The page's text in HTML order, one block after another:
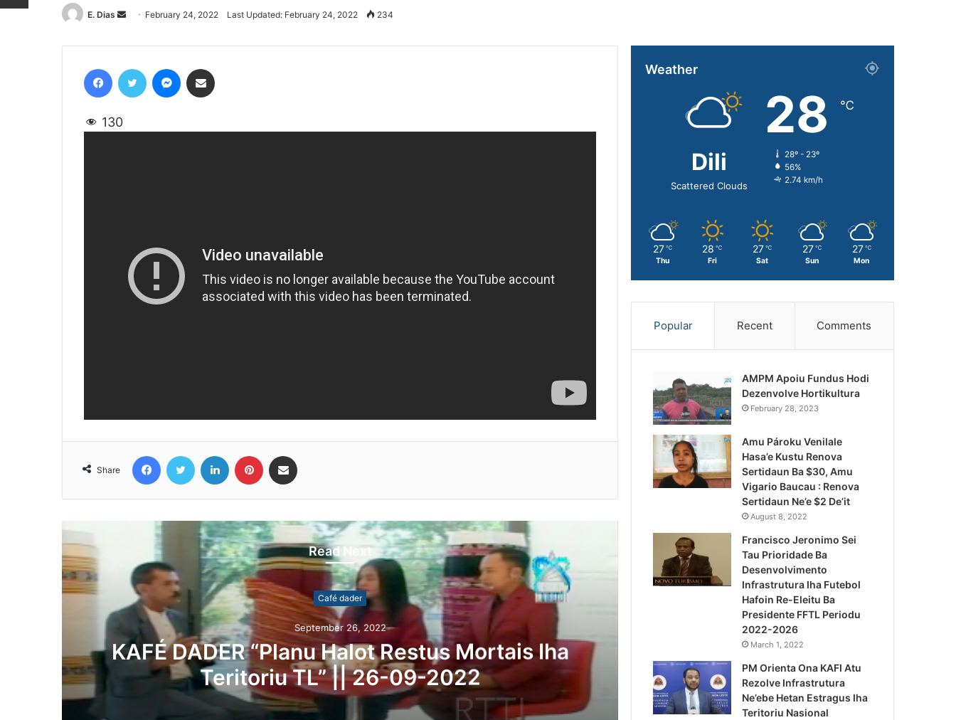
E. Dias
Send
email
February 24, 2022 Last Updated: February 24, 2022 234
130
Share
Read Next
Ita Nia Bainaka
September 9, 2022
ITA NIA BAINAKA “Prevensaun Violensia
Baseia Ba Jeneru Iha TL” || 09-09-2022
Ita Nia Bainaka- Garante
Asegura Partisipasaun Ema
Eleisaun
Weather
Dili
Scattered Clouds
28 ℃
28º - 23º
56%
2.74 km/h
27 ℃
Thu
28 ℃
Fri
27 ℃
Sat
27 ℃
Sun
27 ℃
Mon
Popular Recent Comments
AMPM Apoiu Fundus Hodi
Dezenvolve Hortikultura
February 28, 2023
Amu Pároku Venilale
Hasa’e Kustu Renova
Sertidaun Ba $30, Amu
Vigario Baucau : Renova
Sertidaun Ne’e $2 De’it
August 8, 2022
Francisco Jeronimo Sei
Tau Prioridade Ba
Desenvolvimento
Infrastrutura Iha Futebol
Hafoin Re-Eleitu Ba
Presidente FFTL Periodu
2022-2026
March 1, 2022
PM Orienta Ona KAFI Atu
Rezolve Infrastrutura
Ne’ebe Hetan Estragus Iha
Teritoriu Nasional